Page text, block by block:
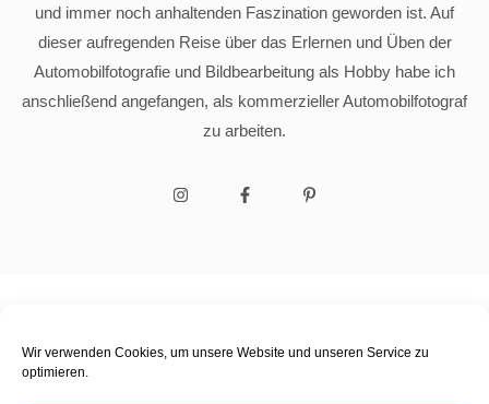
Wir verwenden Cookies, um unsere Website und unseren Service zu
optimieren.
und immer noch anhaltenden Faszination geworden ist. Auf
dieser aufregenden Reise über das Erlernen und Üben der
Automobilfotografie und Bildbearbeitung als Hobby habe ich
anschließend angefangen, als kommerzieller Automobilfotograf
zu arbeiten.